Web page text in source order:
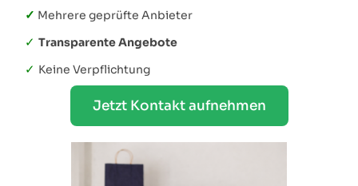
✓ Mehrere geprüfte Anbieter
✓Transparente Angebote
✓ Keine Verpflichtung
Jetzt Kontakt aufnehmen